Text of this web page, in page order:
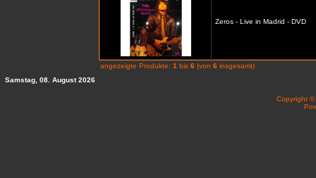
Zeros - Live in Madrid - DVD
angezeigte Produkte: 1 bis 6 (von 6 insgesamt)
Samstag, 08. August 2026
Copyright